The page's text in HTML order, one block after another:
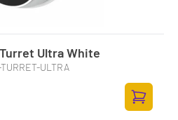
Ultra White
ULTRA